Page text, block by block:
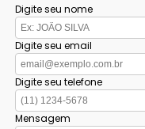
Digite seu nome
Digite seu email
Digite seu telefone
Mensagem